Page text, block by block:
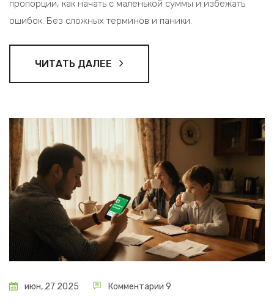
пропорции, как начать с маленькой суммы и избежать
ошибок. Без сложных терминов и паники.
ЧИТАТЬ ДАЛЕЕ
июн, 27 2025 Комментарии 9